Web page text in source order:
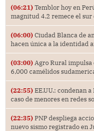
(06:21) Temblor hoy en
magnitud 4.2 remece el sur
(06:00) Ciudad Blanca de
hacen única a la identidad
(03:00) Agro Rural impulsa
6,000 camélidos
(22:55) EE.UU.: condenan
caso de menores en redes
(22:35) PNP despliega
nuevo sismo registrado en